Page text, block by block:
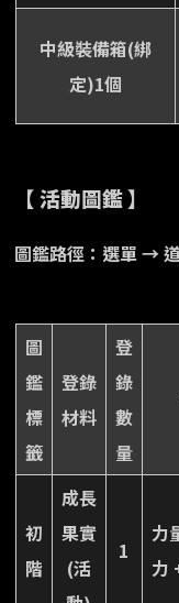
中級裝備箱(綁
定)1個
【 活動圖鑑 】
圖鑑路徑：選單 →
圖
鑑
標
籤
登錄
材料
登
錄
數
量
初
階
成長
果實
(活
1
力
力